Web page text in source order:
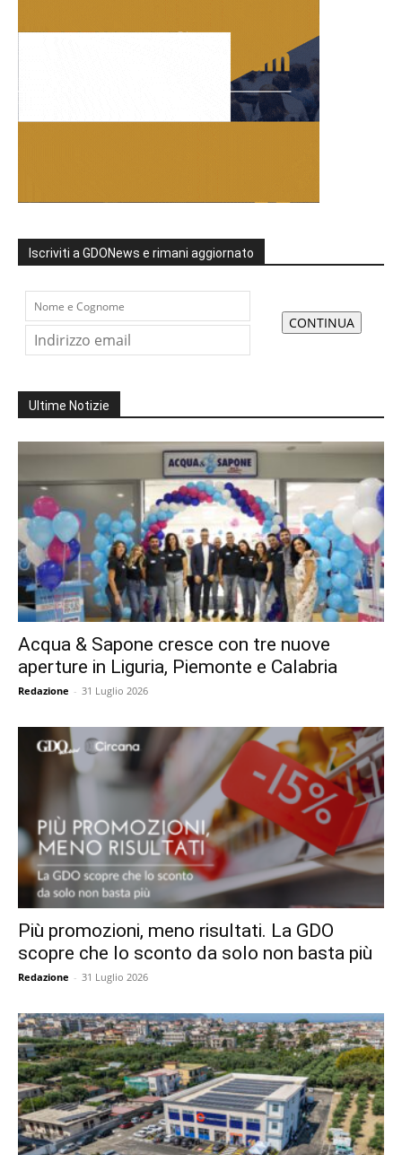
Iscriviti a GDONews e rimani aggiornato
Ultime Notizie
Acqua & Sapone cresce con tre nuove
aperture in Liguria, Piemonte e Calabria
Redazione - 31 Luglio 2026
Più promozioni, meno risultati. La GDO
scopre che lo sconto da solo non basta più
Redazione - 31 Luglio 2026